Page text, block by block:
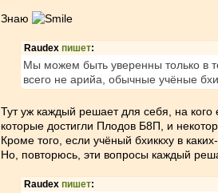
Знаю
Raudex пишет:
Мы можем быть уверенны только в
всего не арийа, обычные учёные
Тут уж каждый решает для себя, на
которые достигли Плодов Б8П, и
Кроме того, если учёный бхиккху в
Но, повторюсь, эти вопросы каждый
Raudex пишет: